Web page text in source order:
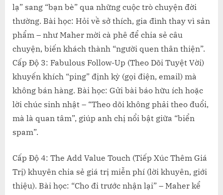
lạ” sang “bạn bè” qua những cuộc trò chuyện đời
thường. Bài học: Hỏi về sở thích, gia đình thay vì sản
phẩm – như Maher mời cà phê để chia sẻ câu
chuyện, biến khách thành “người quen thân thiện”.
Cấp Độ 3: Fabulous Follow-Up (Theo Dõi Tuyệt Vời)
khuyến khích “ping” định kỳ (gọi điện, email) mà
không bán hàng. Bài học: Gửi bài báo hữu ích hoặc
lời chúc sinh nhật – “Theo dõi không phải theo đuổi,
mà là quan tâm”, giúp anh chị nổi bật giữa “biển
spam”.
Cấp Độ 4: The Add Value Touch (Tiếp Xúc Thêm Giá
Trị) khuyên chia sẻ giá trị miễn phí (lời khuyên, giới
thiệu). Bài học: “Cho đi trước nhận lại” – Maher kể